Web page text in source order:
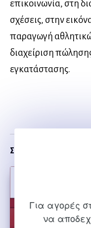
Για αγορές
να
επικοινωνία, στη
σχέσεις, στην
παραγωγή
διαχείριση
εγκατάστασης.
Σχετικα